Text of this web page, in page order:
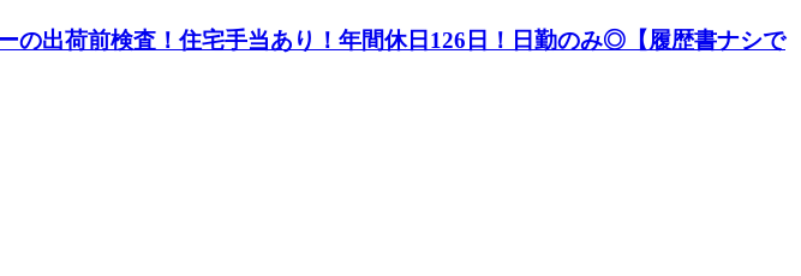
の出荷前検査！住宅手当あり！年間休日126日！日勤のみ◎【履歴書ナシで